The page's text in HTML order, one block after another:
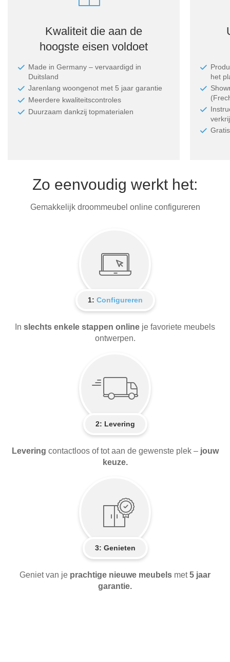
Kwaliteit die aan de
hoogste eisen voldoet
Made in Germany ‒ vervaardigd in
Duitsland
Jarenlang woongenot met 5 jaar garantie
Meerdere kwaliteitscontroles
Duurzaam dankzij topmaterialen
het
Zo eenvoudig werkt het:
Gemakkelijk droommeubel online configureren
1: Configureren
In slechts enkele stappen online je favoriete meubels
ontwerpen.
2: Levering
Levering contactloos of tot aan de gewenste plek – jouw
keuze.
3: Genieten
Geniet van je prachtige nieuwe meubels met5 jaar
garantie.